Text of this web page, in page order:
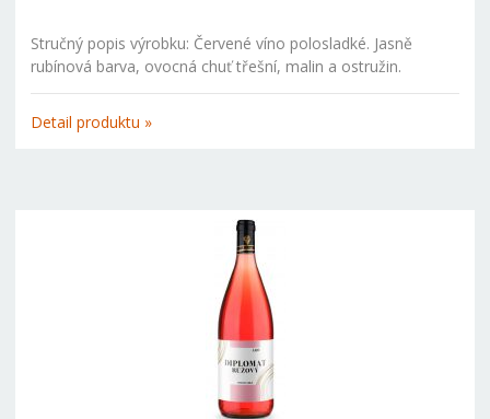
Stručný popis výrobku: Červené víno polosladké. Jasně
rubínová barva, ovocná chuť třešní, malin a ostružin.
Vyvážená struktura tříslovin. Doporučujeme ke grilovanému
vepřovému masu, omáčkám, těstovinám, rizotu nebo...
Detail produktu »